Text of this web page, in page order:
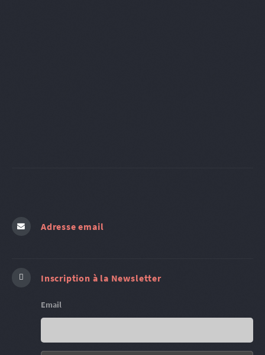
Adresse email
Inscription à la Newsletter
Email